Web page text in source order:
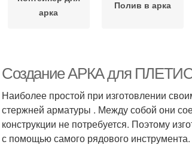
арка
Полив в арка
Создание АРКА для
Наиболее простой при изготовлении
стержней арматуры . Между собой они
конструкции не потребуется. Поэтому
с помощью самого рядового инструмента.